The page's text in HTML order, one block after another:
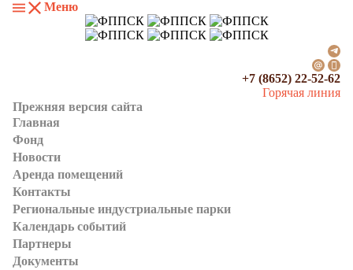
Меню
+7 (8652) 22-52-62
Горячая линия
Прежняя версия сайта
Главная
Фонд
Новости
Аренда помещений
Контакты
Региональные индустриальные парки
Календарь событий
Партнеры
Документы